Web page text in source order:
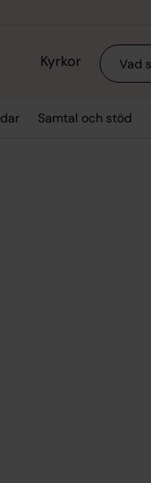
Kyrkor Sök
Samtal och stöd